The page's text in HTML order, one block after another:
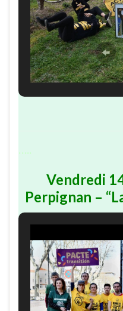
…..
Vendredi
Perpignan –